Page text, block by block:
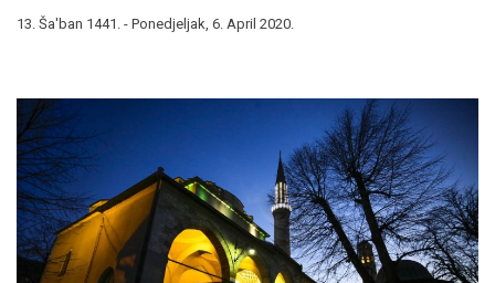
13. Ša'ban 1441. - Ponedjeljak, 6. April 2020.